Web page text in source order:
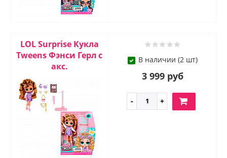
LOL Surprise Кукла
Tweens Фэнси Герл с
акс.
В наличии (2 шт)
3 999 руб